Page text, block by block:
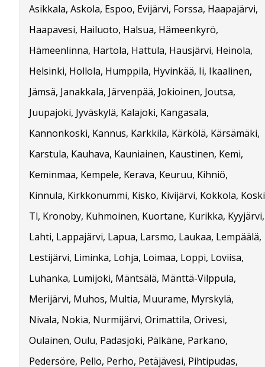
Asikkala, Askola, Espoo, Evijärvi, Forssa, Haapajärvi,
Haapavesi, Hailuoto, Halsua, Hämeenkyrö,
Hämeenlinna, Hartola, Hattula, Hausjärvi, Heinola,
Helsinki, Hollola, Humppila, Hyvinkää, Ii, Ikaalinen,
Jämsä, Janakkala, Järvenpää, Jokioinen, Joutsa,
Juupajoki, Jyväskylä, Kalajoki, Kangasala,
Kannonkoski, Kannus, Karkkila, Kärkölä, Kärsämäki,
Karstula, Kauhava, Kauniainen, Kaustinen, Kemi,
Keminmaa, Kempele, Kerava, Keuruu, Kihniö,
Kinnula, Kirkkonummi, Kisko, Kivijärvi, Kokkola, Koski
Tl, Kronoby, Kuhmoinen, Kuortane, Kurikka, Kyyjärvi,
Lahti, Lappajärvi, Lapua, Larsmo, Laukaa, Lempäälä,
Lestijärvi, Liminka, Lohja, Loimaa, Loppi, Loviisa,
Luhanka, Lumijoki, Mäntsälä, Mänttä-Vilppula,
Merijärvi, Muhos, Multia, Muurame, Myrskylä,
Nivala, Nokia, Nurmijärvi, Orimattila, Orivesi,
Oulainen, Oulu, Padasjoki, Pälkäne, Parkano,
Pedersöre, Pello, Perho, Petäjävesi, Pihtipudas,